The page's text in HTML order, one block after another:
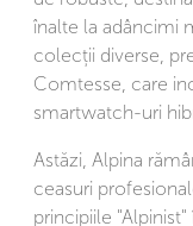
înalte la adâncimi
colecții diverse,
Comtesse, care
smartwatch-uri
Astăzi, Alpina
ceasuri
principiile